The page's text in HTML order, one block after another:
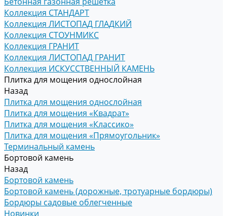
Коллекция СТАНДАРТ
Коллекция ЛИСТОПАД ГЛАДКИЙ
Коллекция СТОУНМИКС
Коллекция ГРАНИТ
Коллекция ЛИСТОПАД ГРАНИТ
Коллекция ИСКУССТВЕННЫЙ КАМЕНЬ
Плитка для мощения однослойная
Назад
Плитка для мощения однослойная
Плитка для мощения «Квадрат»
Плитка для мощения «Классико»
Плитка для мощения «Прямоугольник»
Терминальный камень
Бортовой камень
Назад
Бортовой камень
Бортовой камень (дорожные, тротуарные бордюры)
Бордюры садовые облегченные
Новинки